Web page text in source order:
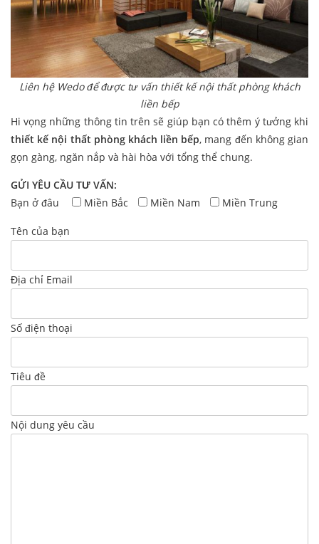
Liên hệ Wedo để được tư vấn thiết kế nội thất phòng khách
liền bếp
Hi vọng những thông tin trên sẽ giúp bạn có thêm ý tưởng khi
thiết kế nội thất phòng khách liền bếp, mang đến không gian
gọn gàng, ngăn nắp và hài hòa với tổng thể chung.
GỬI YÊU CẦU TƯ VẤN:
Bạn ở đâu
Miền Bắc Miền Nam Miền Trung
Tên của bạn
Địa chỉ Email
Số điện thoại
Tiêu đề
Nội dung yêu cầu